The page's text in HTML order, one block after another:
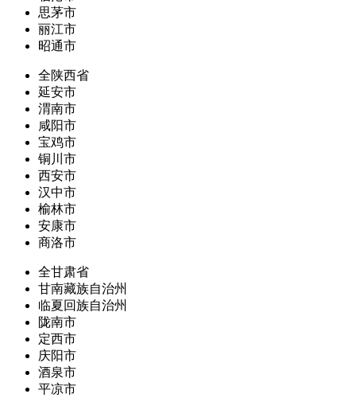
思茅市
丽江市
昭通市
全陕西省
延安市
渭南市
咸阳市
宝鸡市
铜川市
西安市
汉中市
榆林市
安康市
商洛市
全甘肃省
甘南藏族自治州
临夏回族自治州
陇南市
定西市
庆阳市
酒泉市
平凉市